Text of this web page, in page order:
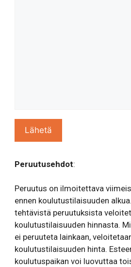
Peruutusehdot:
Peruutus on ilmoitettava
ennen koulutustilaisuuden
tehtävistä peruutuksista
koulutustilaisuuden hinnasta.
ei peruuteta lainkaan,
koulutustilaisuuden hinta.
koulutuspaikan voi luovuttaa